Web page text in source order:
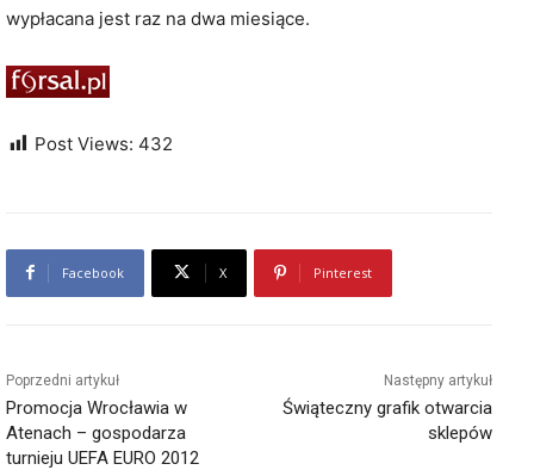
wypłacana jest raz na dwa miesiące.
Post Views: 432
Facebook X Pinterest
Poprzedni artykuł
Promocja Wrocławia w
Atenach – gospodarza
turnieju UEFA EURO 2012
Następny artykuł
Świąteczny grafik otwarcia
sklepów